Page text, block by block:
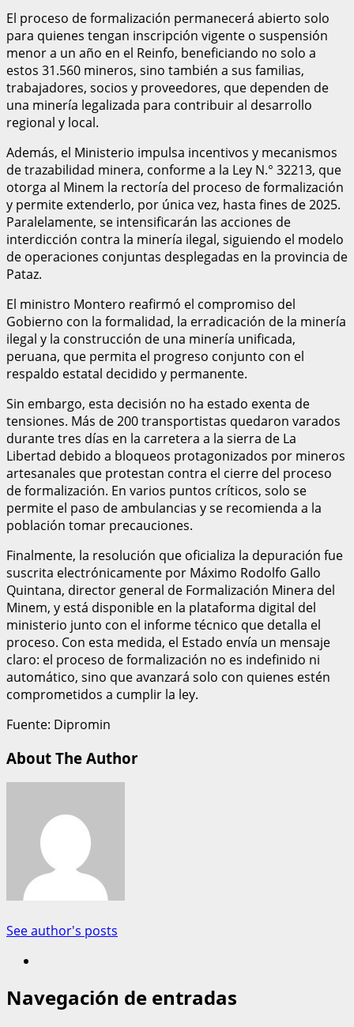
El proceso de formalización permanecerá abierto solo
para quienes tengan inscripción vigente o suspensión
menor a un año en el Reinfo, beneficiando no solo a
estos 31.560 mineros, sino también a sus familias,
trabajadores, socios y proveedores, que dependen de
una minería legalizada para contribuir al desarrollo
regional y local.
Además, el Ministerio impulsa incentivos y mecanismos
de trazabilidad minera, conforme a la Ley N.° 32213, que
otorga al Minem la rectoría del proceso de formalización
y permite extenderlo, por única vez, hasta fines de 2025.
Paralelamente, se intensificarán las acciones de
interdicción contra la minería ilegal, siguiendo el modelo
de operaciones conjuntas desplegadas en la provincia de
Pataz.
El ministro Montero reafirmó el compromiso del
Gobierno con la formalidad, la erradicación de la minería
ilegal y la construcción de una minería unificada,
peruana, que permita el progreso conjunto con el
respaldo estatal decidido y permanente.
Sin embargo, esta decisión no ha estado exenta de
tensiones. Más de 200 transportistas quedaron varados
durante tres días en la carretera a la sierra de La
Libertad debido a bloqueos protagonizados por mineros
artesanales que protestan contra el cierre del proceso
de formalización. En varios puntos críticos, solo se
permite el paso de ambulancias y se recomienda a la
población tomar precauciones.
Finalmente, la resolución que oficializa la depuración fue
suscrita electrónicamente por Máximo Rodolfo Gallo
Quintana, director general de Formalización Minera del
Minem, y está disponible en la plataforma digital del
ministerio junto con el informe técnico que detalla el
proceso. Con esta medida, el Estado envía un mensaje
claro: el proceso de formalización no es indefinido ni
automático, sino que avanzará solo con quienes estén
comprometidos a cumplir la ley.
Fuente: Dipromin
About The Author
See author's posts
Navegación de entradas